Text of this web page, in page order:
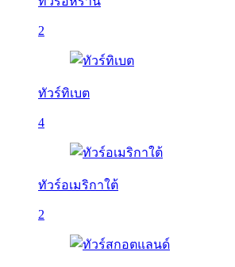
2
ทัวร์ทิเบต
4
ทัวร์อเมริกาใต้
2